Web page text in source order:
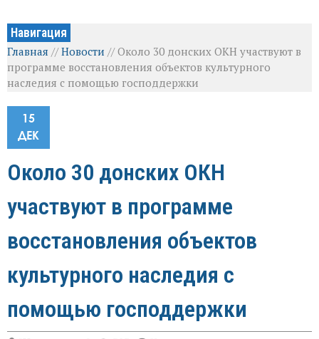
Навигация
Главная //Новости //Около 30 донских ОКН участвуют в
программе восстановления объектов культурного
наследия с помощью господдержки
15
ДЕК
Около 30 донских ОКН
участвуют в программе
восстановления объектов
культурного наследия с
помощью господдержки